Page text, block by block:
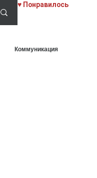
♥ Понравилось
Коммуникация